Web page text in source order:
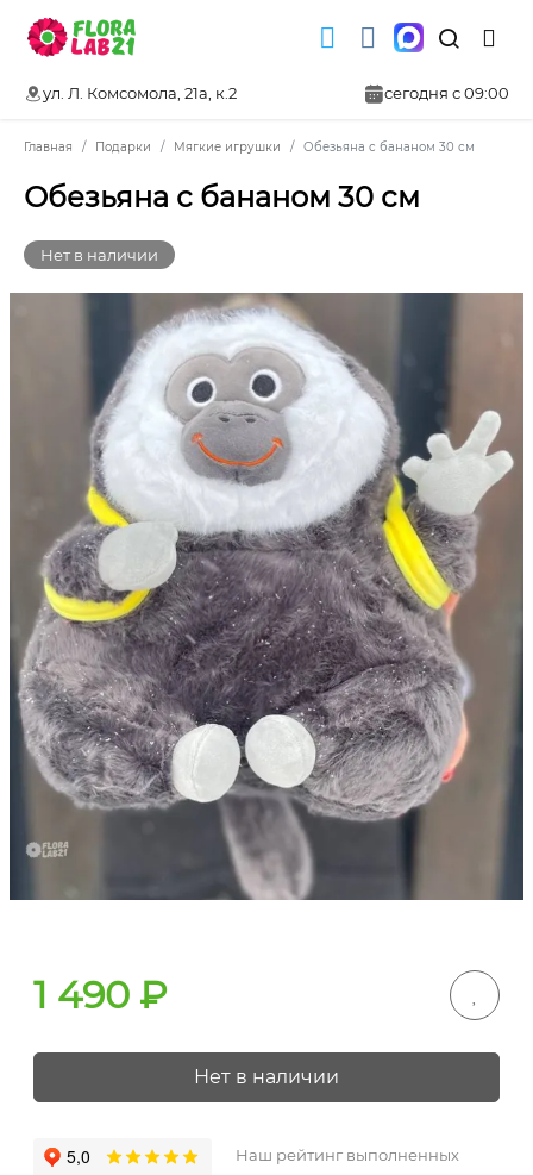
ул. Л. Комсомола, 21а, к.2 сегодня с 09:00
Главная Подарки Мягкие игрушки Обезьяна с бананом 30 см
Обезьяна с бананом 30 см
Нет в наличии
1 490 ₽
Нет в наличии
Наш рейтинг выполненных